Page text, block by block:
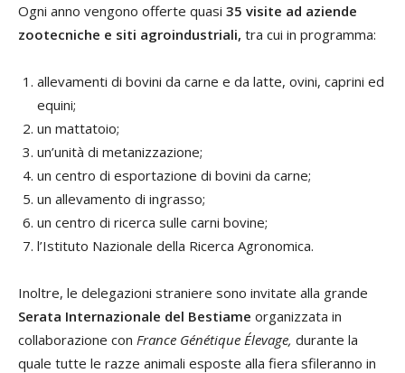
Ogni anno vengono offerte quasi 35 visite ad aziende
zootecniche e siti agroindustriali, tra cui in programma:
allevamenti di bovini da carne e da latte, ovini, caprini ed
equini;
un mattatoio;
un’unità di metanizzazione;
un centro di esportazione di bovini da carne;
un allevamento di ingrasso;
un centro di ricerca sulle carni bovine;
l’Istituto Nazionale della Ricerca Agronomica.
Inoltre, le delegazioni straniere sono invitate alla grande
Serata Internazionale del Bestiame organizzata in
collaborazione con France Génétique Élevage, durante la
quale tutte le razze animali esposte alla fiera sfileranno in